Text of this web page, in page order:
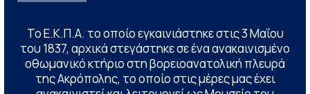
Το Ε.Κ.Π.Α. το οποίο εγκαινιάστηκε στις 3 Μαΐου
του 1837, αρχικά στεγάστηκε σε ένα ανακαινισμένο
οθωμανικό κτήριο στη βορειοανατολική πλευρά
της Ακρόπολης, το οποίο στις μέρες μας έχει